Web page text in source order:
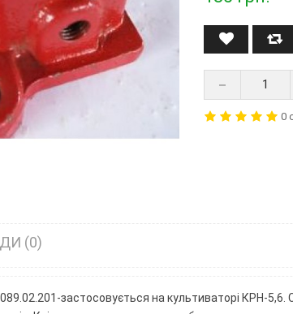
0
(0)
застосовується на культиваторі КРН-5,6.